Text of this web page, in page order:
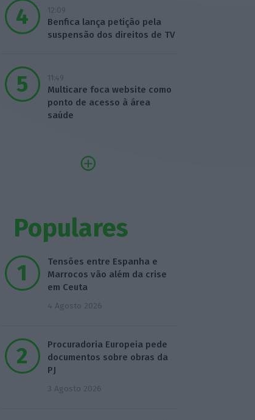
12:09
Benfica lança petição pela
suspensão dos direitos de TV
11:49
Multicare foca website como
ponto de acesso à área
saúde
Populares
Tensões entre Espanha e
Marrocos vão além da crise
em Ceuta
4 Agosto 2026
Procuradoria Europeia pede
documentos sobre obras da
PJ
3 Agosto 2026